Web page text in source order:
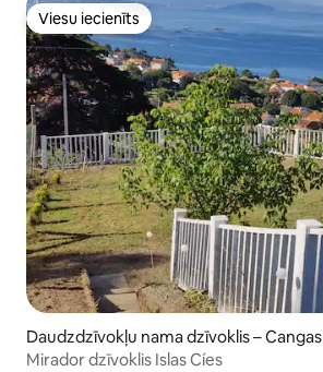
Viesu iecienīts
Viesu iecienīts
Daudzdzīvokļu nama dzīvoklis – Cangas
Mirador dzīvoklis Islas Cíes